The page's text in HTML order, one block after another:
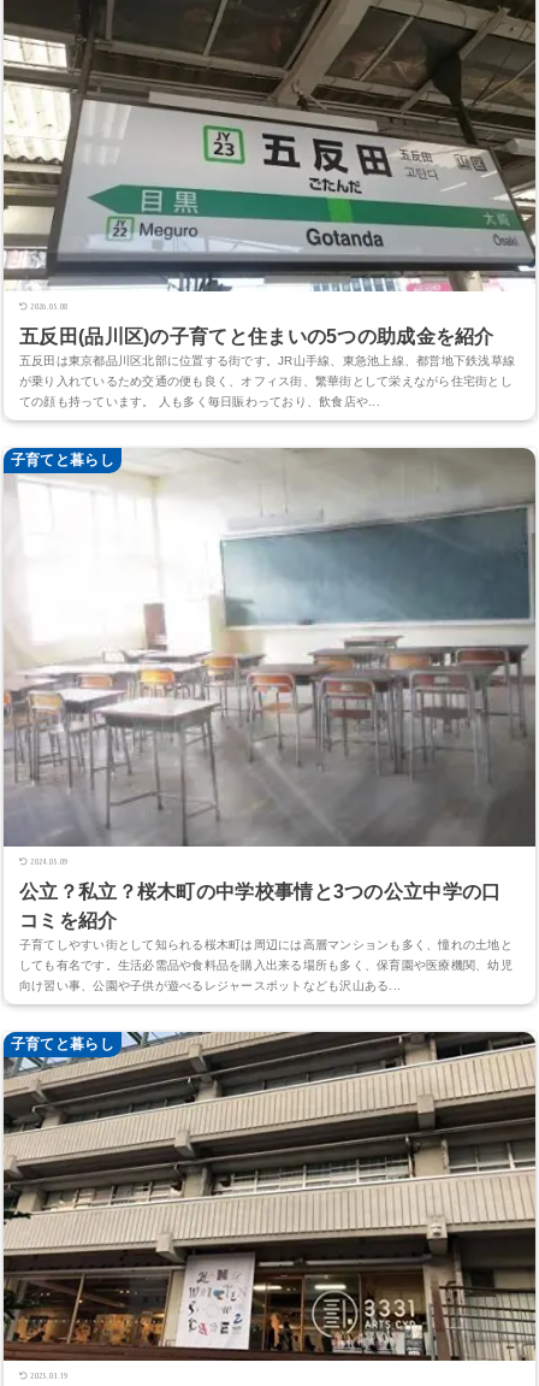
五反田(品川区)の子育てと住まいの5つの助成金を紹介
2026.05.08
五反田は東京都品川区北部に位置する街です。JR山手線、東急池上線、都営地下鉄浅草線
が乗り入れているため交通の便も良く、オフィス街、繁華街として栄えながら住宅街とし
ての顔も持っています。 人も多く毎日賑わっており、飲食店や...
子育てと暮らし
公立？私立？桜木町の中学校事情と3つの公立中学の口
コミを紹介
2024.05.09
子育てしやすい街として知られる桜木町は周辺には高層マンションも多く、憧れの土地と
しても有名です。生活必需品や食料品を購入出来る場所も多く、保育園や医療機関、幼児
向け習い事、公園や子供が遊べるレジャースポットなども沢山ある...
子育てと暮らし
2025.03.19